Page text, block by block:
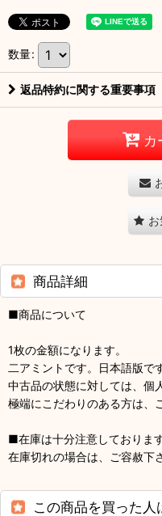
数量:
返品特約に関する重要事項
カ
商品詳細
■商品について
1枚の金額になります。
二アミントです。日本語版です
中古品の状態に対しては、個
極端にこだわりのある方は、
■在庫は十分注意しておりま
在庫切れの場合は、ご容赦下
この商品を買った